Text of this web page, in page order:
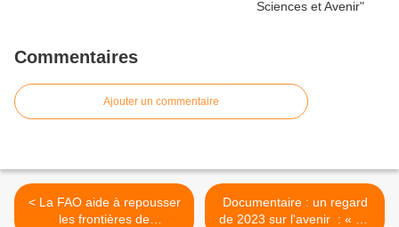
Commentaires
Ajouter un commentaire
< La FAO aide à repousser
les frontières de
Documentaire : un regard
de 2023 sur l'avenir : « No